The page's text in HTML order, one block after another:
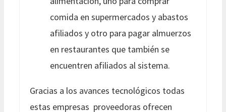
comida en supermercados y abastos
afiliados y otro para pagar almuerzos
en restaurantes que también se
encuentren afiliados al sistema.
Gracias a los avances tecnológicos todas
estas empresas proveedoras ofrecen